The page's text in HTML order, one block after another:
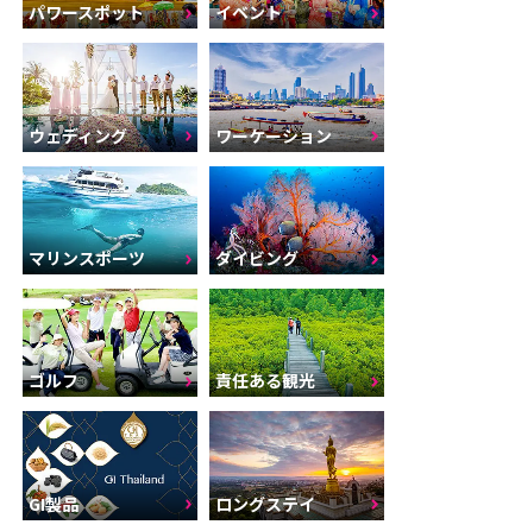
パワースポット イベント
ウェディング ワーケーション
マリンスポーツ ダイビング
ゴルフ 責任ある観光
GI製品 ロングステイ